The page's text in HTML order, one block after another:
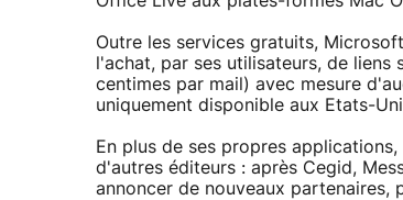
Outre les services gratuits,
l'achat, par ses utilisateurs, de
centimes par mail) avec mesure
uniquement disponible aux Etats-
En plus de ses propres
d'autres éditeurs : après Cegid,
annoncer de nouveaux partenaires,